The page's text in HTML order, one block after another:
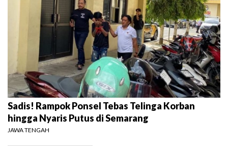
Sadis! Rampok Ponsel Tebas Telinga Korban
hingga Nyaris Putus di Semarang
JAWA TENGAH